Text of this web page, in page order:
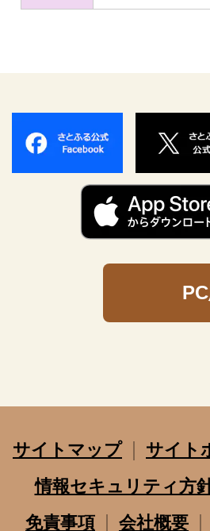
サイトマップ サイト
情報セキュリティ方
免責事項
会社概要